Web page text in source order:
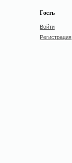
Гость
Войти
Регистрация